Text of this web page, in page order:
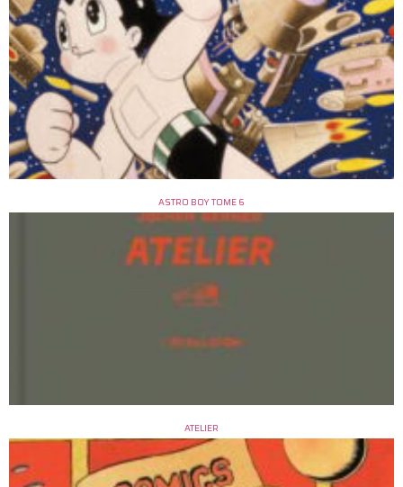
ASTRO BOY TOME 6
ATELIER